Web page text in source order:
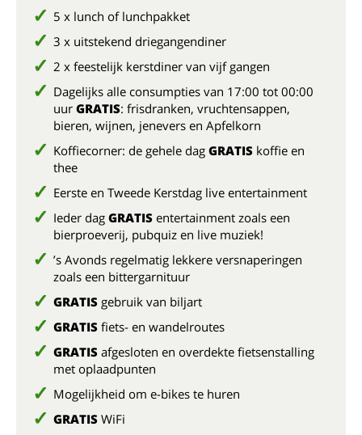
5 x lunch of lunchpakket
3 x uitstekend driegangendiner
2 x feestelijk kerstdiner van vijf gangen
Dagelijks alle consumpties van 17:00 tot 00:00
uur GRATIS: frisdranken, vruchtensappen,
bieren, wijnen, jenevers en Apfelkorn
Koffiecorner: de gehele dag GRATIS koffie en
thee
Eerste en Tweede Kerstdag live entertainment
Ieder dag GRATIS entertainment zoals een
bierproeverij, pubquiz en live muziek!
’s Avonds regelmatig lekkere versnaperingen
zoals een bittergarnituur
GRATIS gebruik van biljart
GRATIS fiets- en wandelroutes
GRATIS afgesloten en overdekte fietsenstalling
met oplaadpunten
Mogelijkheid om e-bikes te huren
GRATIS WiFi